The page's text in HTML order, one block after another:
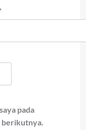
pada
berikutnya.